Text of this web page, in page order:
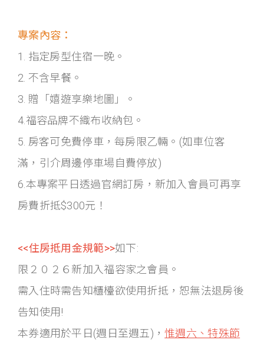
專案內容：
1. 指定房型住宿一晚。
2. 不含早餐。
3. 贈「嬉遊享樂地圖」。
4.福容品牌不織布收納包。
5. 房客可免費停車，每房限乙輛。(如車位客
滿，引介周邊停車場自費停放)
6.本專案平日透過官網訂房，新加入會員可再享
房費折抵$300元！
<<住房抵用金規範>>如下:
限２０２６新加入福容家之會員。
需入住時需告知櫃檯欲使用折抵，恕無法退房後
告知使用!
本券適用於平日(週日至週五)，惟週六、特殊節